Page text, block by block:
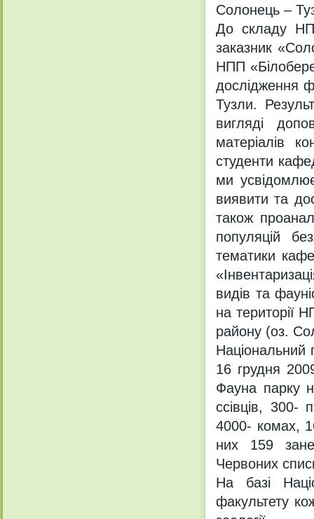
Солонець –
До складу
заказник
НПП
дослідження
Тузли.
вигляді
матеріалів
студенти
ми
виявити та
також
популяцій
тематики
видів та
на території
району (оз.
Національний
16 грудня
Фауна парку
ссівців, 300-
4000- комах,
них 159
Червоних
На базі
факультету